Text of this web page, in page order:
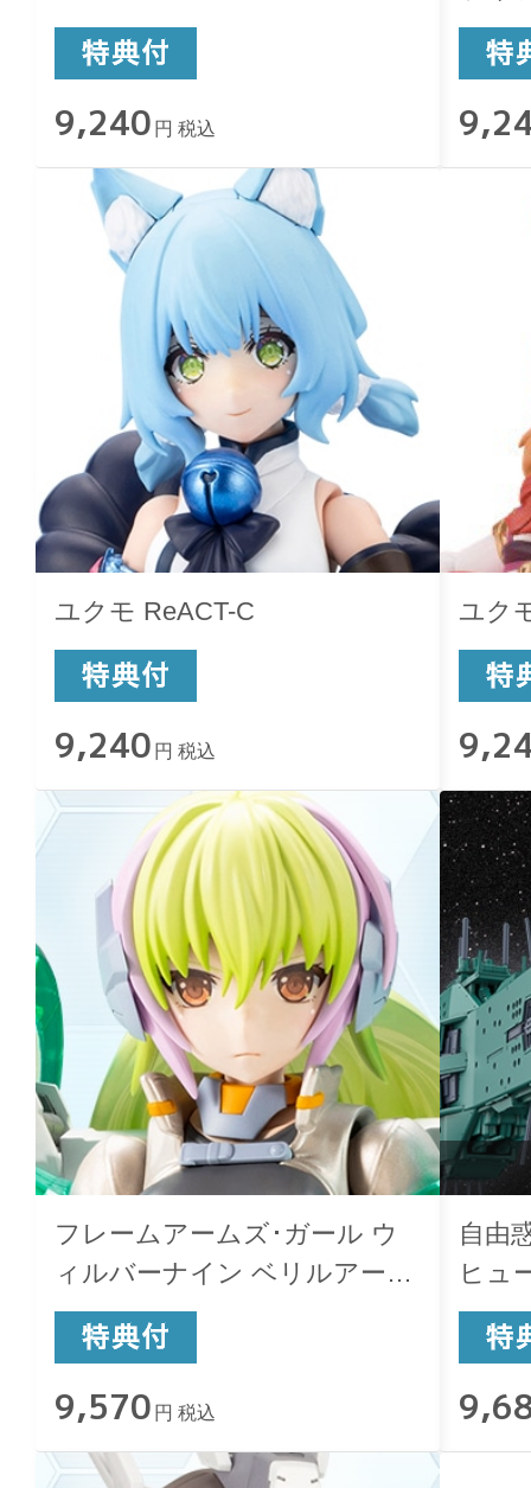
9,240 円 税込
ユクモ ReACT-C
9,240 円 税込
ユク
フレームアームズ･ガール ウ
ィルバーナイン ベリルアーマ
ーカスタム
9,570 円 税込
自由
ヒュ